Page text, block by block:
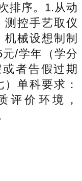
排序。1.从动
控手艺取仪
械设想制制
/学年（学分
者告假过期
单科要求：
评价环境，